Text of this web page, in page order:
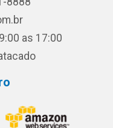
as 17:00